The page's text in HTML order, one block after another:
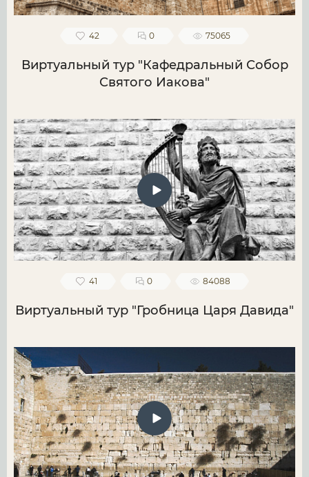
42 0 75065
Виртуальный тур "Кафедральный Собор
Святого Иакова"
41 0 84088
Виртуальный тур "Гробница Царя Давида"